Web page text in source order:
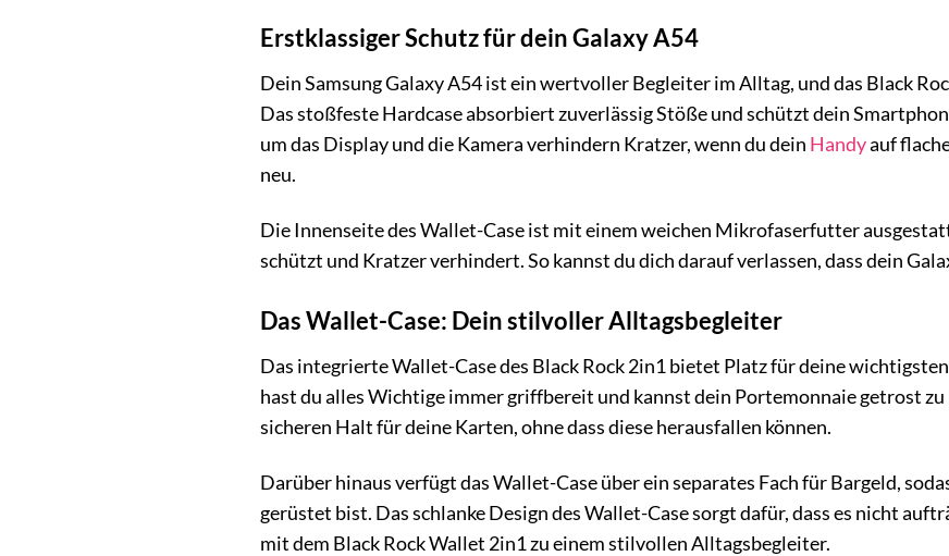
Erstklassiger Schutz für dein Galaxy A54
Dein Samsung Galaxy A54 ist ein wertvoller Begleiter im Alltag, und das Black
Das stoßfeste Hardcase absorbiert zuverlässig Stöße und schützt dein
um das Display und die Kamera verhindern Kratzer, wenn du dein Handyauf
neu.
Die Innenseite des Wallet-Case ist mit einem weichen Mikrofaserfutter
schützt und Kratzer verhindert. So kannst du dich darauf verlassen, dass dein
Das Wallet-Case: Dein stilvoller Alltagsbegleiter
Das integrierte Wallet-Case des Black Rock 2in1 bietet Platz für deine
hast du alles Wichtige immer griffbereit und kannst dein Portemonnaie getrost
sicheren Halt für deine Karten, ohne dass diese herausfallen können.
Darüber hinaus verfügt das Wallet-Case über ein separates Fach für Bargeld,
gerüstet bist. Das schlanke Design des Wallet-Case sorgt dafür, dass es nicht
mit dem Black Rock Wallet 2in1 zu einem stilvollen Alltagsbegleiter.